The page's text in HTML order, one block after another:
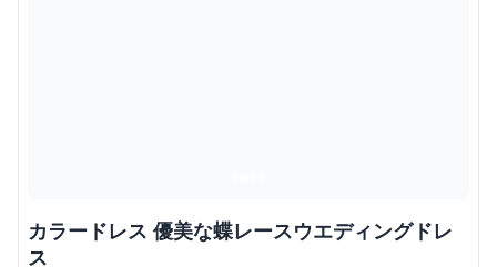
カラードレス 優美な蝶レースウエディングドレ
ス